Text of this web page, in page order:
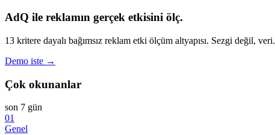
AdQ ile reklamın gerçek etkisini ölç.
13 kritere dayalı bağımsız reklam etki ölçüm altyapısı. Sezgi değil, veri.
Demo iste →
Çok okunanlar
son 7 gün
01
Genel